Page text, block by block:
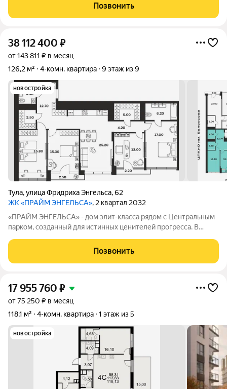
инфраструктурой, которая создаёт комфортные условия для
жизни и работы. Дом переменной этажности,
Позвонить
38 112 400 ₽
от 143 811 ₽ в месяц
126,2 м²
4-комн. квартира 9 этаж из 9
новостройка
Тула,улица Фридриха Энгельса,62
ЖК «ПРАЙМ ЭНГЕЛЬСА», 2 квартал 2032
«ПРАЙМ ЭНГЕЛЬСА» - дом элит-класса рядом с Центральным
парком, созданный для истинных ценителей прогресса. В
образовательные и медицинские учреждения. В проекте
воплощены тренды современной архитектуры
Позвонить
17 955 760 ₽
от 75 250 ₽ в месяц
118,1 м²
4-комн. квартира 1 этаж из 5
новостройка